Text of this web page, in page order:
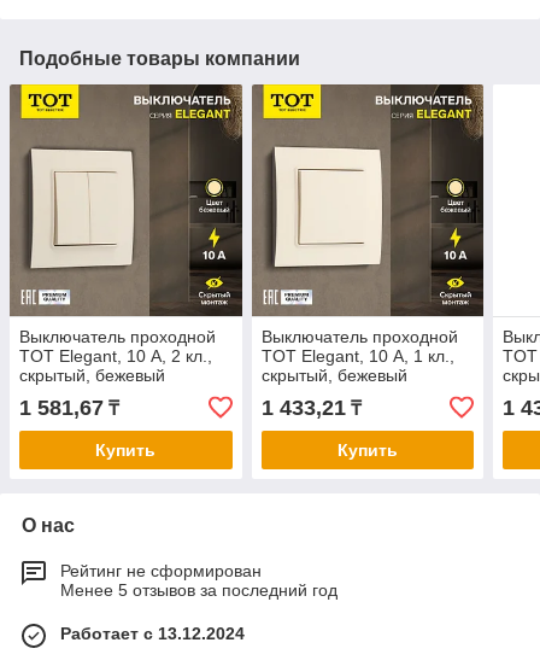
Подобные товары компании
Выключатель проходной
TOT Elegant, 10 А, 2 кл.,
скрытый, бежевый
1 581,67 ₸
Купить
Выключатель проходной
TOT Elegant, 10 А, 1 кл.,
скрытый, бежевый
1 433,21₸
Купить
1
О нас
Рейтинг не сформирован
Менее 5 отзывов за последний год
Работает с 13.12.2024